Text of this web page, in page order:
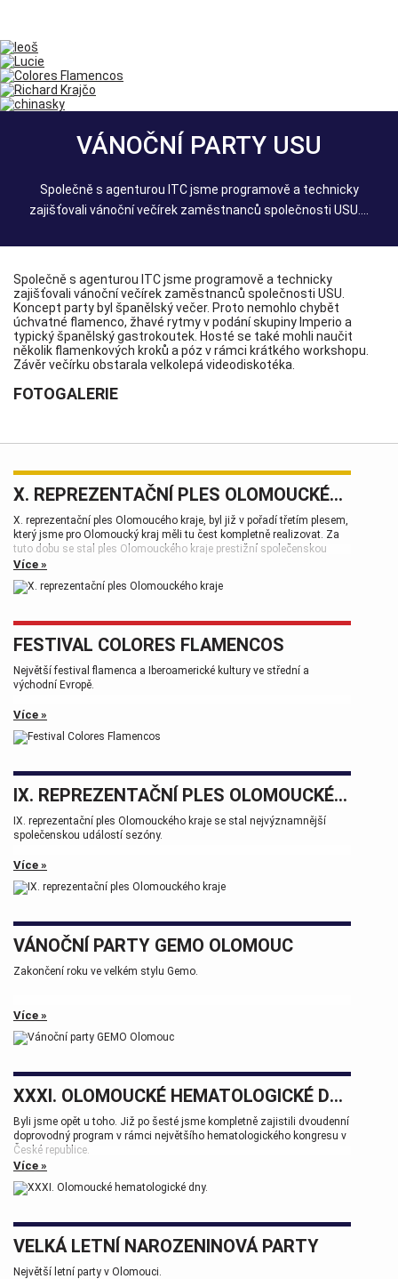
VÁNOČNÍ PARTY USU
Společně s agenturou ITC jsme programově a technicky
zajišťovali vánoční večírek zaměstnanců společnosti USU....
Společně s agenturou ITC jsme programově a technicky
zajišťovali vánoční večírek zaměstnanců společnosti USU.
Koncept party byl španělský večer. Proto nemohlo chybět
úchvatné flamenco, žhavé rytmy v podání skupiny Imperio a
typický španělský gastrokoutek. Hosté se také mohli naučit
několik flamenkových kroků a póz v rámci krátkého workshopu.
Závěr večírku obstarala velkolepá videodiskotéka.
FOTOGALERIE
X. REPREZENTAČNÍ PLES OLOMOUCKÉHO KRAJE
X. reprezentační ples Olomoucého kraje, byl již v pořadí třetím plesem,
který jsme pro Olomoucký kraj měli tu čest kompletně realizovat. Za
tuto dobu se stal ples Olomouckého kraje prestižní společenskou
událostí, která patří k vrcholům plesové sezóny.
Více »
FESTIVAL COLORES FLAMENCOS
Největší festival flamenca a Iberoamerické kultury ve střední a
východní Evropě.
Více »
IX. REPREZENTAČNÍ PLES OLOMOUCKÉHO KRAJE
IX. reprezentační ples Olomouckého kraje se stal nejvýznamnější
společenskou událostí sezóny.
Více »
VÁNOČNÍ PARTY GEMO OLOMOUC
Zakončení roku ve velkém stylu Gemo.
Více »
XXXI. OLOMOUCKÉ HEMATOLOGICKÉ DNY.
Byli jsme opět u toho. Již po šesté jsme kompletně zajistili dvoudenní
doprovodný program v rámci největšího hematologického kongresu v
České republice.
Tak zase za rok na viděnou přátelé.
Více »
VELKÁ LETNÍ NAROZENINOVÁ PARTY
Největší letní party v Olomouci.